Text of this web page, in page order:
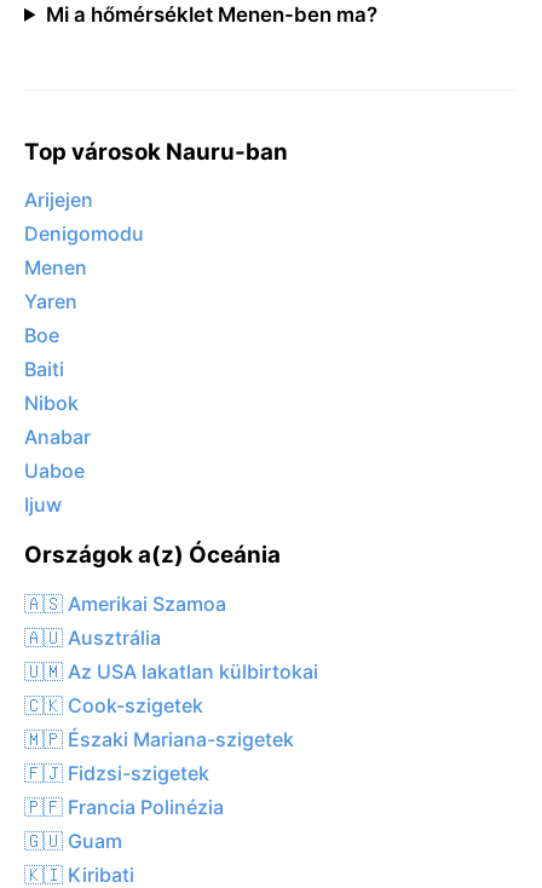
Mi a hőmérséklet Menen-ben ma?
Top városok Nauru-ban
Arijejen
Denigomodu
Menen
Yaren
Boe
Baiti
Nibok
Anabar
Uaboe
Ijuw
Országok a(z) Óceánia
🇦🇸 Amerikai Szamoa
🇦🇺 Ausztrália
🇺🇲 Az USA lakatlan külbirtokai
🇨🇰 Cook-szigetek
🇲🇵 Északi Mariana-szigetek
🇫🇯 Fidzsi-szigetek
🇵🇫 Francia Polinézia
🇬🇺 Guam
🇰🇮 Kiribati